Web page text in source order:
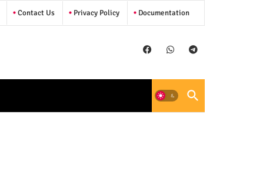
Contact Us Privacy Policy Documentation